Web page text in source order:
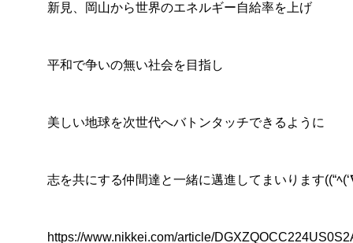
新見、岡山から世界のエネルギー自給率を上げ
平和で争いの無い社会を目指し
美しい地球を次世代へバトンタッチできるように
志を共にする仲間達と一緒に邁進してまいります((“ﾍ
https://www.nikkei.com/article/